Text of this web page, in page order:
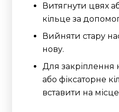
Витягнути цвях
кільце за
Вийняти стару
нову.
Для закріплення
або фіксаторне
вставити на місце